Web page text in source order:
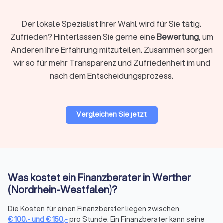
ausreicht. Lassen Sie sich bei der Altersvorsorge von den
richtigen Finanzberatern in Werther (Nordrhein-Westfalen)
unterstützen.
Unternehmensberatung & Finanzierung
Themenfeld, bei dem ein spezialisierter Finanzberater die
einzig richtige Wahl ist. Erfahren Sie auf einen Blick, wer als
erklären, damit qualifizierte und kompetente Finanzberater in
Werther (Nordrhein-Westfalen) Ihnen maßgeschneiderte
Angebote anbieten können.
Der lokale Spezialist Ihrer Wahl wird für Sie tätig.
Zufrieden? Hinterlassen Sie gerne eineBewertung, um
Anderen Ihre Erfahrung mitzuteilen. Zusammen sorgen
wir so für mehr Transparenz und Zufriedenheit im und
nach dem Entscheidungsprozess.
Vergleichen Sie jetzt
Was kostet ein Finanzberater in Werther
(Nordrhein-Westfalen)?
Die Kosten für einen Finanzberater liegen zwischen
€100,-und€150,-pro Stunde. Ein Finanzberater kann seine